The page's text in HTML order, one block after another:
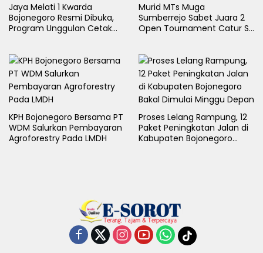
Jaya Melati 1 Kwarda
Bojonegoro Resmi Dibuka,
Program Unggulan Cetak
Murid MTs Muga
Sumberrejo Sabet Juara 2
Open Tournament Catur S-
KPH Bojonegoro Bersama PT
WDM Salurkan Pembayaran
Agroforestry Pada LMDH
Proses Lelang Rampung, 12
Paket Peningkatan Jalan di
Kabupaten Bojonegoro